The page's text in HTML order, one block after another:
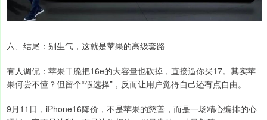
六、结尾：别生气，这就是苹果的高级套路
有人调侃：苹果干脆把16e的大容量也砍掉，直接逼你买17。其实苹
果何尝不懂？但留个“假选择”，反而让用户觉得自己还有点自由。
9月11日，iPhone16降价，不是苹果的慈善，而是一场精心编排的心